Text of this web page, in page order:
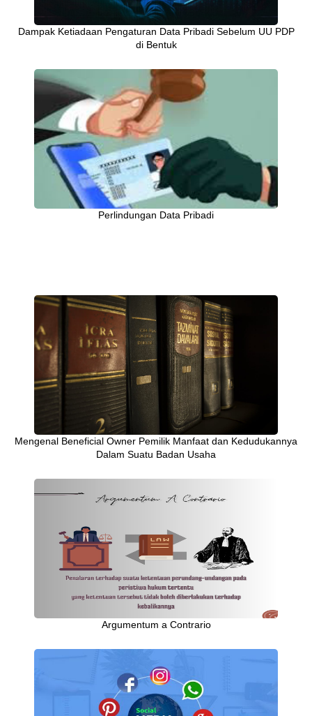
Dampak Ketiadaan Pengaturan Data Pribadi Sebelum UU PDP
di Bentuk
Perlindungan Data Pribadi
Mengenal Beneficial Owner Pemilik Manfaat dan Kedudukannya
Dalam Suatu Badan Usaha
Argumentum a Contrario